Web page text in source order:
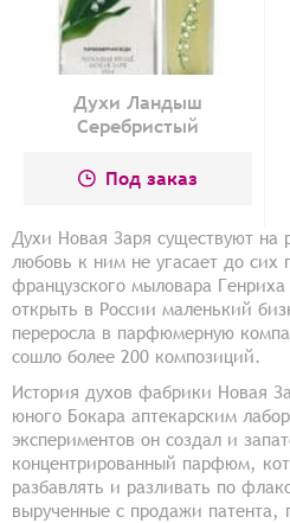
Духи Ландыш
Серебристый
Под заказ
Духи Новая Заря существуют на
любовь к ним не угасает до сих
французского мыловара
открыть в России маленький
переросла в парфюмерную
сошло более 200 композиций.
История духов фабрики Новая
юного Бокара аптекарским
экспериментов он создал и
концентрированный парфюм,
разбавлять и разливать по
вырученные с продажи патента,